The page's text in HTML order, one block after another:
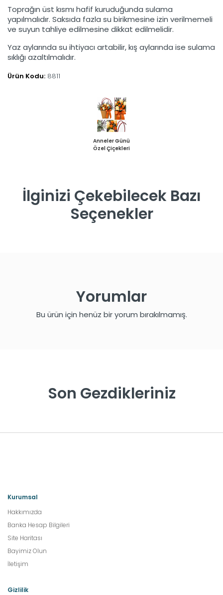
Toprağın üst kısmı hafif kuruduğunda sulama
yapılmalıdır. Saksıda fazla su birikmesine izin verilmemeli
ve suyun tahliye edilmesine dikkat edilmelidir.
Yaz aylarında su ihtiyacı artabilir, kış aylarında ise sulama
sıklığı azaltılmalıdır.
Ürün Kodu: 8811
Anneler Günü
Özel Çiçekleri
İlginizi Çekebilecek Bazı
Seçenekler
Yorumlar
Bu ürün için henüz bir yorum bırakılmamış.
Son Gezdikleriniz
Kurumsal
Hakkımızda
Banka Hesap Bilgileri
Site Haritası
Bayimiz Olun
İletişim
Gizlilik